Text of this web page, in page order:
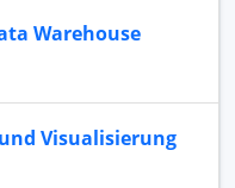
Warehouse
Visualisierung